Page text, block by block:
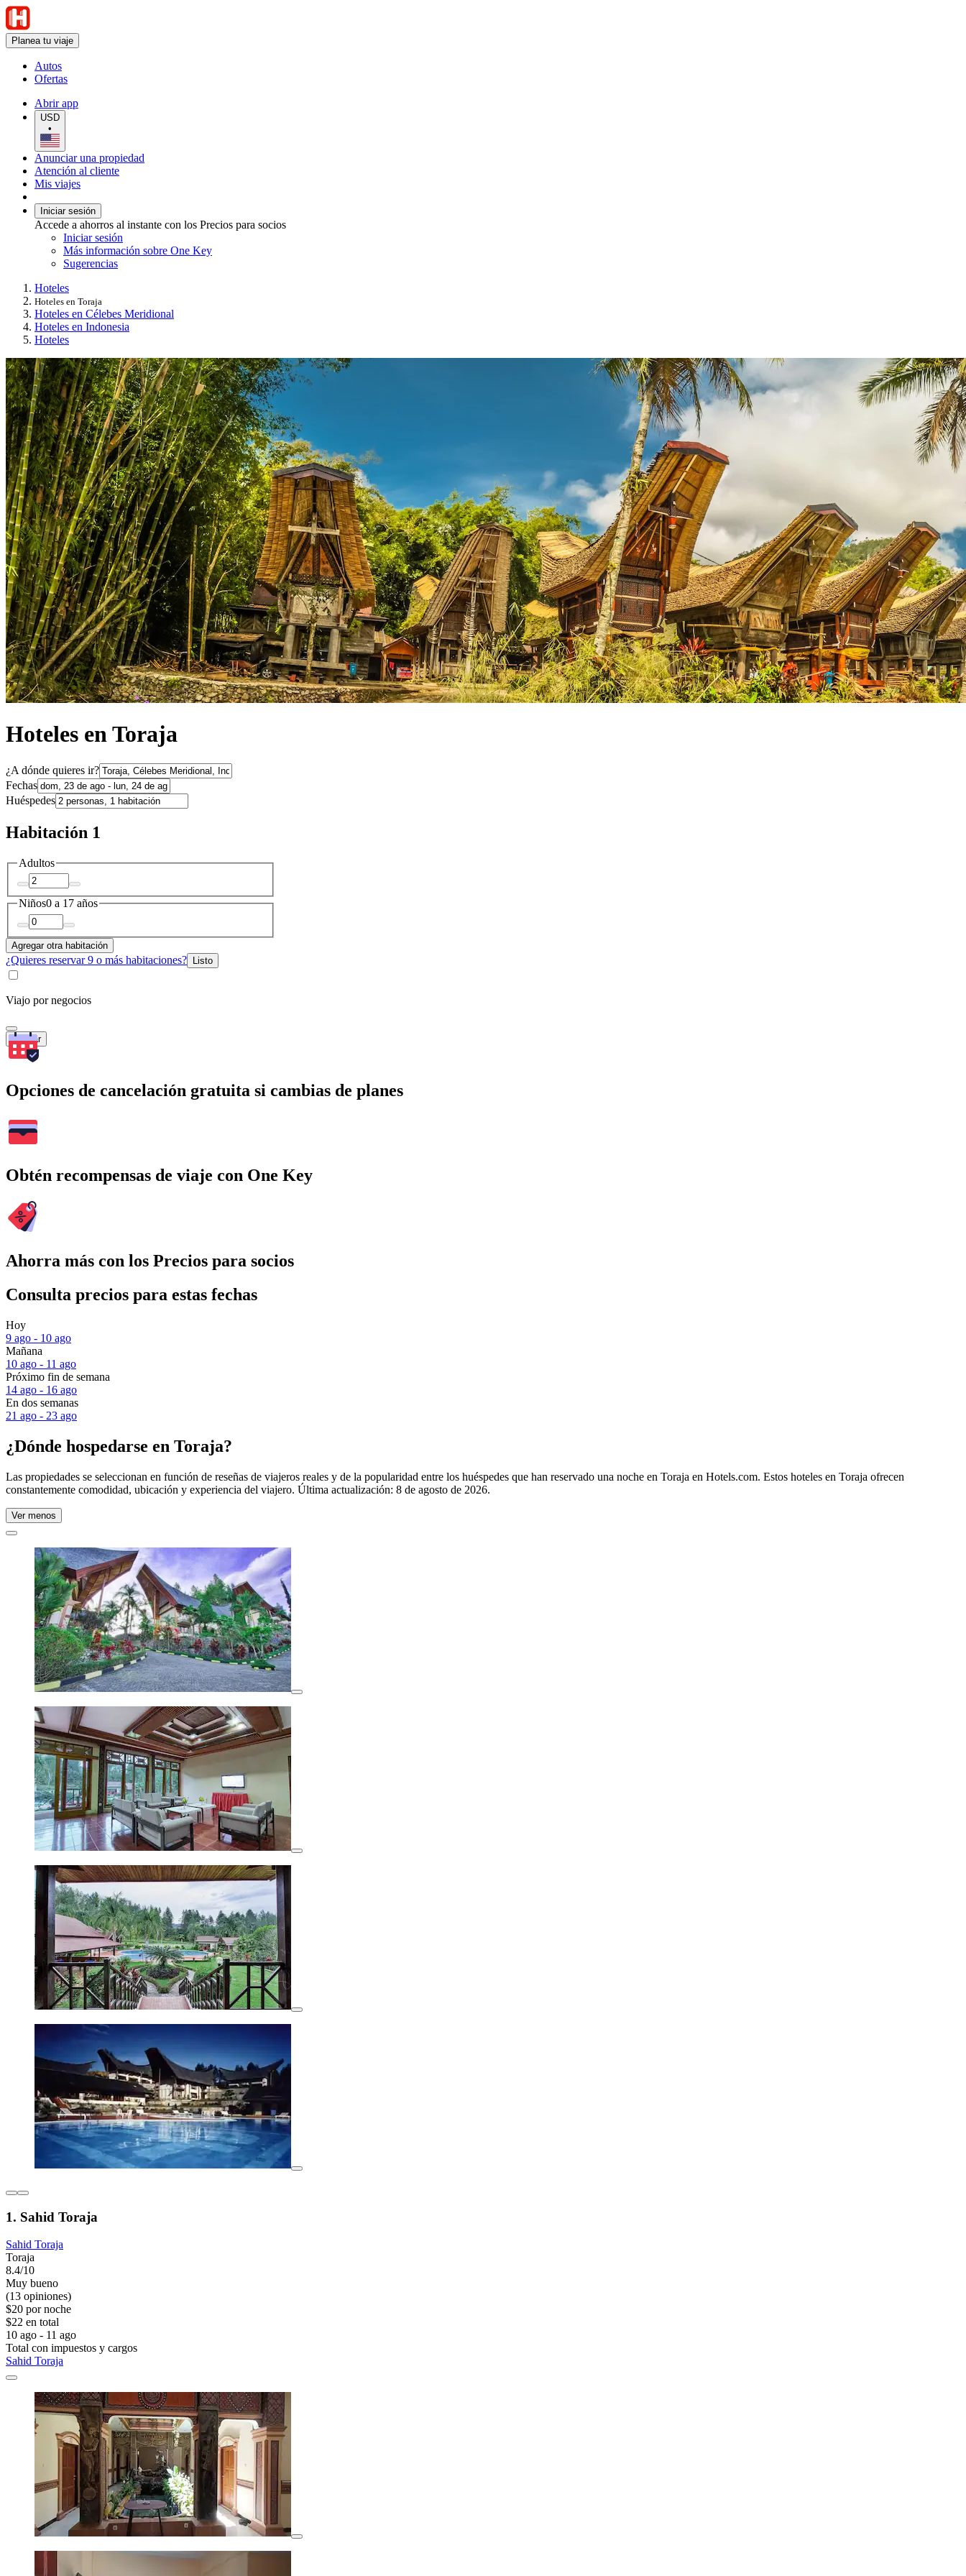
Planea tu viaje
Autos
Ofertas
Abrir app
USD
•
Anunciar una propiedad
Atención al cliente
Mis viajes
Iniciar sesión
Accede a ahorros al instante con los Precios para socios
Iniciar sesión
Más información sobre One Key
Sugerencias
Hoteles
Hoteles en Toraja
Hoteles en Célebes Meridional
Hoteles en Indonesia
Hoteles
Hoteles en Toraja
¿A dónde quieres ir?
Fechas
Huéspedes
Habitación 1
Adultos
Niños0 a 17 años
Agregar otra habitación
¿Quieres reservar 9 o más habitaciones? Listo
Viajo por negocios
Buscar
Opciones de cancelación gratuita si cambias de planes
Obtén recompensas de viaje con One Key
Ahorra más con los Precios para socios
Consulta precios para estas fechas
Hoy
9 ago - 10 ago
Mañana
10 ago - 11 ago
Próximo fin de semana
14 ago - 16 ago
En dos semanas
21 ago - 23 ago
¿Dónde hospedarse en Toraja?
Las propiedades se seleccionan en función de reseñas de viajeros reales y de la popularidad entre los huéspedes que han reservado una noche en Toraja en Hotels.com. Estos hoteles en Toraja ofrecen
constantemente comodidad, ubicación y experiencia del viajero. Última actualización: 8 de agosto de 2026.
Ver menos
1. Sahid Toraja
Sahid Toraja
Toraja
8.4/10
Muy bueno
(13 opiniones)
$20 por noche
$22 en total
10 ago - 11 ago
Total con impuestos y cargos
Sahid Toraja